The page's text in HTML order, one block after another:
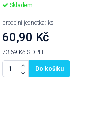
Skladem
prodejní jednotka: ks
60,90 Kč
73,69 Kč S DPH
Do košíku